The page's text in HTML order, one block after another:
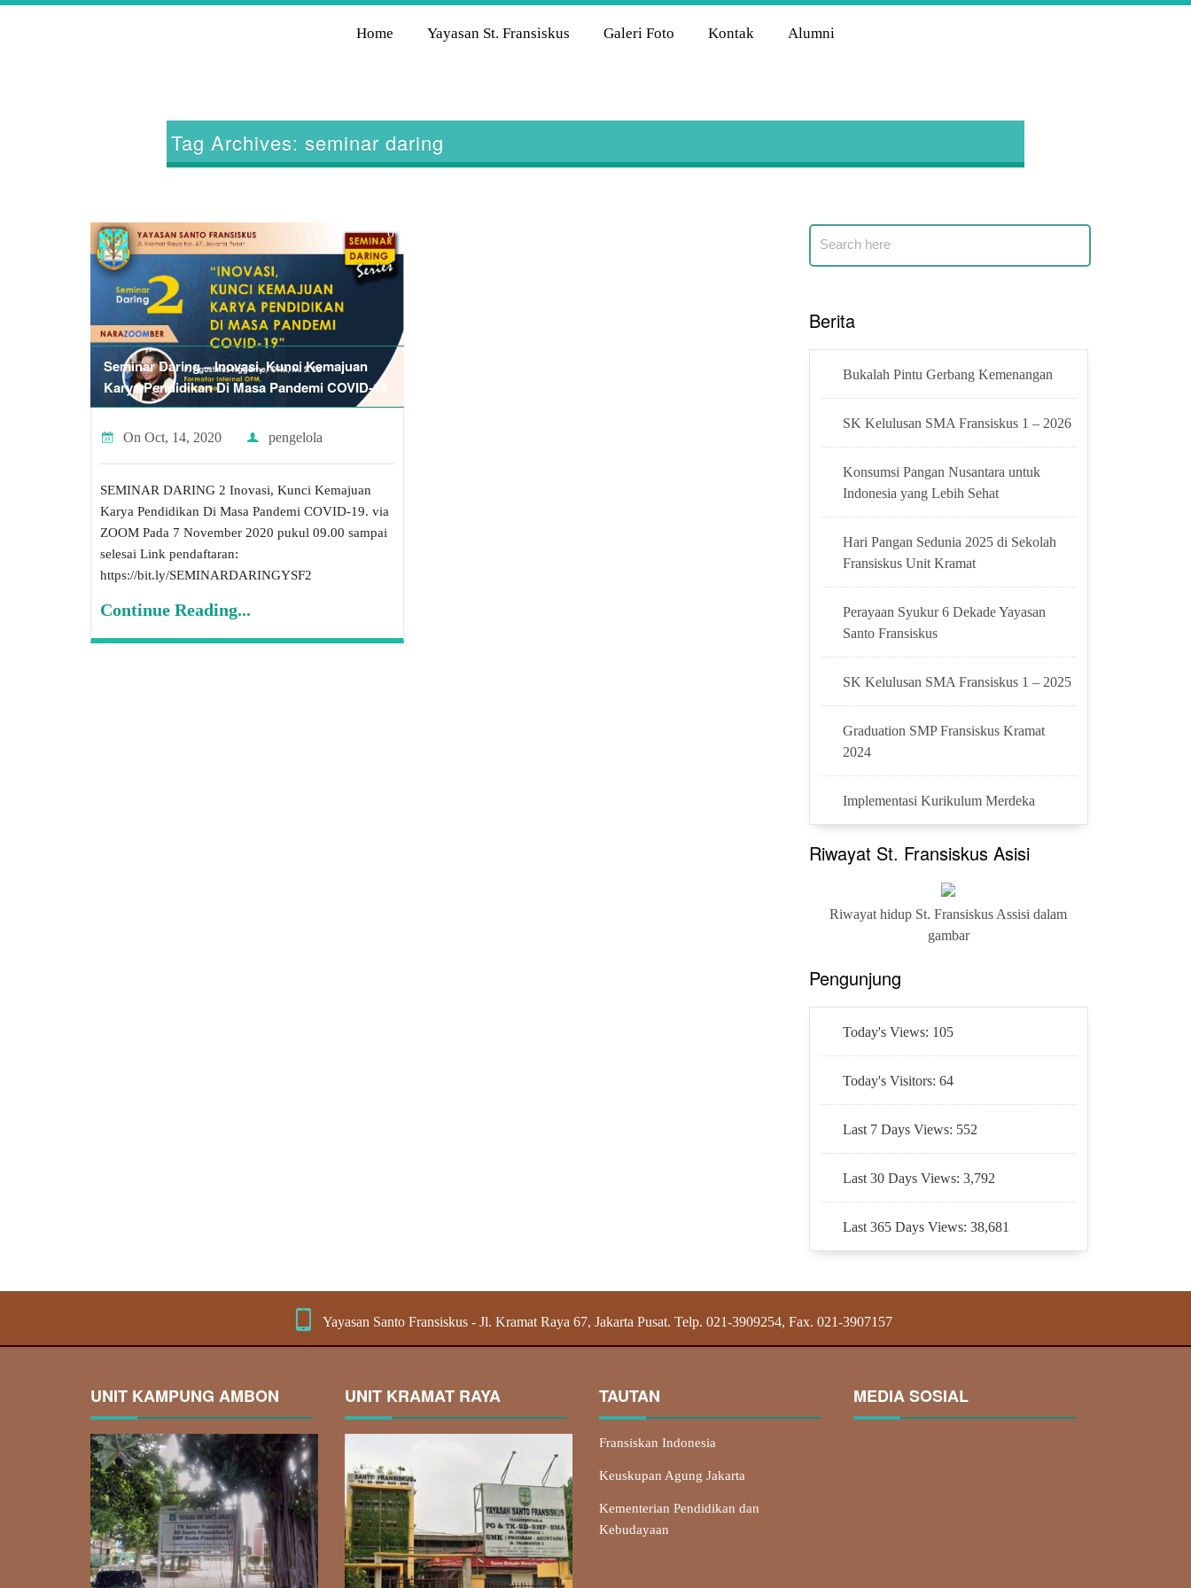
Home Yayasan St. Fransiskus Galeri Foto Kontak Alumni
Tag Archives: seminar daring
Seminar Daring – Inovasi, Kunci Kemajuan
Karya Pendidikan Di Masa Pandemi COVID-19
0
On Oct, 14, 2020 pengelola
SEMINAR DARING 2 Inovasi, Kunci Kemajuan
Karya Pendidikan Di Masa Pandemi COVID-19. via
ZOOM Pada 7 November 2020 pukul 09.00 sampai
selesai Link pendaftaran:
https://bit.ly/SEMINARDARINGYSF2
Continue Reading...
Berita
Bukalah Pintu Gerbang Kemenangan
SK Kelulusan SMA Fransiskus 1 – 2026
Konsumsi Pangan Nusantara untuk
Indonesia yang Lebih Sehat
Hari Pangan Sedunia 2025 di Sekolah
Fransiskus Unit Kramat
Perayaan Syukur 6 Dekade Yayasan
Santo Fransiskus
SK Kelulusan SMA Fransiskus 1 – 2025
Graduation SMP Fransiskus Kramat
2024
Implementasi Kurikulum Merdeka
Riwayat St. Fransiskus Asisi
Riwayat hidup St. Fransiskus Assisi dalam
gambar
Pengunjung
Today's Views: 105
Today's Visitors:64
Last 7 Days Views: 552
Last 30 Days Views:3,792
Last 365 Days Views:38,681
Yayasan Santo Fransiskus - Jl. Kramat Raya 67, Jakarta Pusat. Telp. 021-3909254, Fax. 021-3907157
UNIT KAMPUNG AMBON UNIT KRAMAT RAYA TAUTAN
Fransiskan Indonesia
Keuskupan Agung Jakarta
Kementerian Pendidikan dan
Kebudayaan
MEDIA SOSIAL